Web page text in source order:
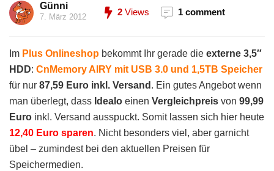
Günni
7. März 2012 2 Views 1 comment
Im Plus Onlineshop bekommt Ihr gerade die externe 3,5″
HDD: CnMemory AIRY mit USB 3.0 und 1,5TB Speicher
für nur 87,59 Euro inkl. Versand . Ein gutes Angebot wenn
man überlegt, dass Idealo einen Vergleichpreis von 99,99
Euro inkl. Versand ausspuckt. Somit lassen sich hier heute
12,40 Euro sparen. Nicht besonders viel, aber garnicht
übel – zumindest bei den aktuellen Preisen für
Speichermedien.